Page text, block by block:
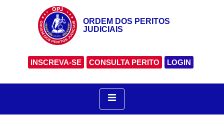
ORDEM DOS PERITOS
JUDICIAIS
INSCREVA-SE CONSULTA PERITO LOGIN